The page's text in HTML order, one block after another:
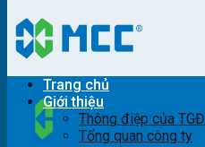
Trang chủ
Giới thiệu
Thông điệp của TGĐ
Tổng quan công ty